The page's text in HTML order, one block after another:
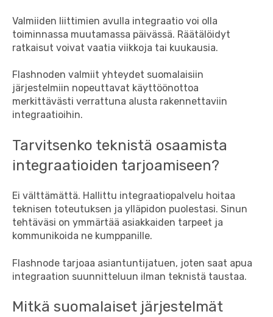
Valmiiden liittimien avulla integraatio voi olla
toiminnassa muutamassa päivässä. Räätälöidyt
ratkaisut voivat vaatia viikkoja tai kuukausia.
Flashnoden valmiit yhteydet suomalaisiin
järjestelmiin nopeuttavat käyttöönottoa
merkittävästi verrattuna alusta rakennettaviin
integraatioihin.
Tarvitsenko teknistä osaamista
integraatioiden tarjoamiseen?
Ei välttämättä. Hallittu integraatiopalvelu hoitaa
teknisen toteutuksen ja ylläpidon puolestasi. Sinun
tehtäväsi on ymmärtää asiakkaiden tarpeet ja
kommunikoida ne kumppanille.
Flashnode tarjoaa asiantuntijatuen, joten saat apua
integraation suunnitteluun ilman teknistä taustaa.
Mitkä suomalaiset järjestelmät